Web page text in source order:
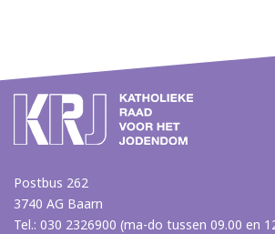
Postbus 262
3740 AG Baarn
Tel.: 030 2326900 (ma-do tussen 09.00 en